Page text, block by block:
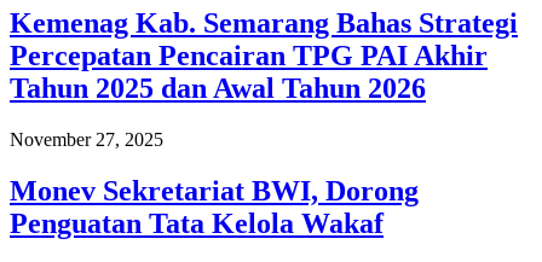
Kemenag Kab. Semarang Bahas Strategi
Percepatan Pencairan TPG PAI Akhir
Tahun 2025 dan Awal Tahun 2026
November 27, 2025
Monev Sekretariat BWI, Dorong
Penguatan Tata Kelola Wakaf